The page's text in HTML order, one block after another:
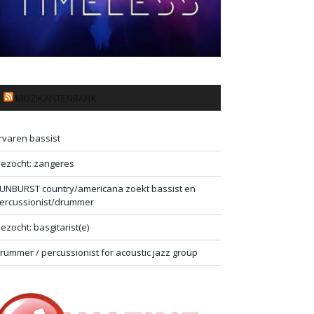
bassist
zangeres
country/americana zoekt bassist en
drummer
basgitarist(e)
/ percussionist for acoustic jazz group